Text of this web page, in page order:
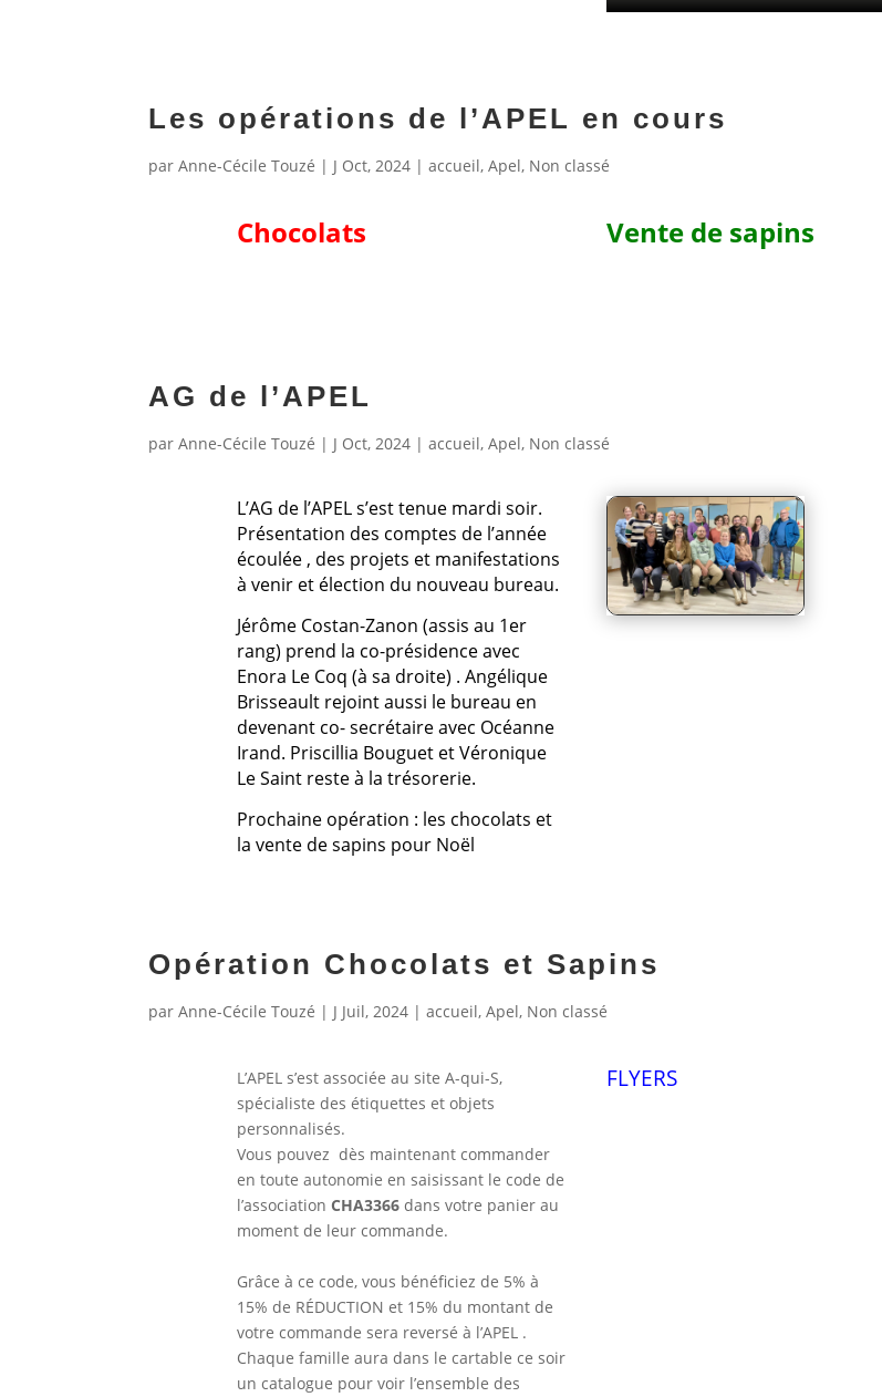
Les opérations de l’APEL en cours
parAnne-Cécile Touzé | J Oct, 2024 |accueil,Apel, Non classé
Chocolats Vente de sapins
AG de l’APEL
parAnne-Cécile Touzé | J Oct, 2024 |accueil,Apel, Non classé
L’AG de l’APEL s’est tenue mardi soir.
Présentation des comptes de l’année
écoulée , des projets et manifestations
à venir et élection du nouveau bureau.
Jérôme Costan-Zanon (assis au 1er
rang) prend la co-présidence avec
Enora Le Coq (à sa droite) . Angélique
Brisseault rejoint aussi le bureau en
devenant co- secrétaire avec Océanne
Irand. Priscillia Bouguet et Véronique
Le Saint reste à la trésorerie.
Prochaine opération : les chocolats et
la vente de sapins pour Noël
Opération Chocolats et Sapins
parAnne-Cécile Touzé | J Juil, 2024 |accueil,Apel, Non classé
L’APEL s’est associée au site A-qui-S,
spécialiste des étiquettes et objets
personnalisés.
Vous pouvez dès maintenant commander
en toute autonomie en saisissant le code de
l’association CHA3366dans votre panier au
moment de leur commande.
Grâce à ce code, vous bénéficiez de 5% à
15% de RÉDUCTION et 15% du montant de
votre commande sera reversé à l’APEL .
Chaque famille aura dans le cartable ce soir
un catalogue pour voir l’ensemble des
FLYERS